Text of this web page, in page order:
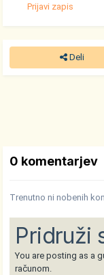
Prijavi zapis
Deli
0 komentarjev
Trenutno ni nobenih
Pridruži
You are posting as a
računom.